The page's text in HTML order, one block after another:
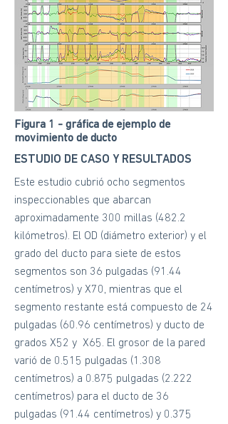
Figura 1 - gráfica de ejemplo de
movimiento de ducto
ESTUDIO DE CASO Y RESULTADOS
Este estudio cubrió ocho segmentos
inspeccionables que abarcan
aproximadamente 300 millas (482.2
kilómetros). El OD (diámetro exterior) y el
grado del ducto para siete de estos
segmentos son 36 pulgadas (91.44
centímetros) y X70, mientras que el
segmento restante está compuesto de 24
pulgadas (60.96 centímetros) y ducto de
grados X52 y X65. El grosor de la pared
varió de 0.515 pulgadas (1.308
centímetros) a 0.875 pulgadas (2.222
centímetros) para el ducto de 36
pulgadas (91.44 centímetros) y 0.375